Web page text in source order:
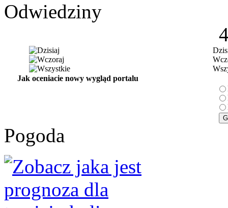
Odwiedziny
Jak oceniacie nowy wygląd portalu
Pogoda